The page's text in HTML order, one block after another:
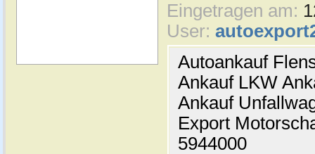
Eingetragen am:
User:
Autoankauf
Ankauf LKW
Ankauf
Export
5944000